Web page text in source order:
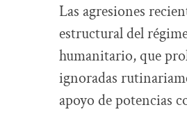
Las agresiones
estructural del
humanitario, que
ignoradas
apoyo de potencias